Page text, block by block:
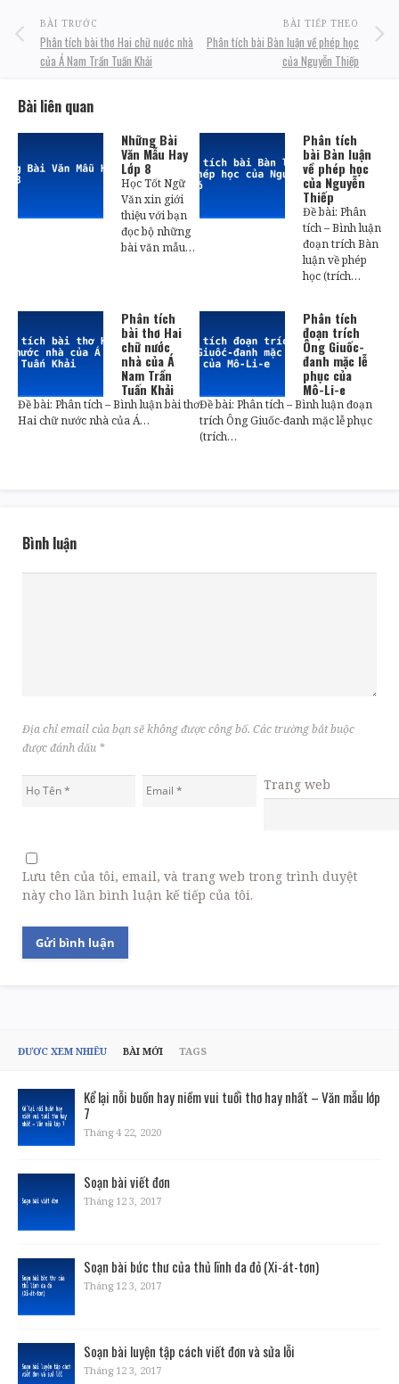
BÀI TRƯỚC
Phân tích bài thơ Hai chữ nước nhà
của Á Nam Trần Tuấn Khải
BÀI TIẾP THEO
Phân tích bài Bàn luận về phép học
của Nguyễn Thiếp
Bài liên quan
Những Bài
Văn Mẫu Hay
Lớp 8
Học Tốt Ngữ
Văn xin giới
thiệu với bạn
đọc bộ những
bài văn mẫu…
Phân tích
bài Bàn luận
về phép học
của Nguyễn
Thiếp
Đề bài: Phân
tích – Bình luận
đoạn trích Bàn
luận về phép
học (trích…
Phân tích
bài thơ Hai
chữ nước
nhà của Á
Nam Trần
Tuấn Khải
Đề bài: Phân tích – Bình luận bài thơ
Hai chữ nước nhà của Á…
Phân tích
đoạn trích
Ông Giuốc-
đanh mặc lễ
phục của
Mô-Li-e
Đề bài: Phân tích – Bình luận đoạn
trích Ông Giuốc-đanh mặc lễ phục
(trích…
Bình luận
Địa chỉ email của bạn sẽ không được công bố. Các trường bắt buộc
được đánh dấu *
Trang web
Lưu tên của tôi, email, và trang web trong trình duyệt
này cho lần bình luận kế tiếp của tôi.
ĐƯỢC XEM NHIỀU BÀI MỚI TAGS
Kể lại nỗi buồn hay niềm vui tuổi thơ hay nhất – Văn mẫu lớp
7
Tháng 4 22, 2020
Soạn bài viết đơn
Tháng 12 3, 2017
Soạn bài bức thư của thủ lĩnh da đỏ (Xi-át-tơn)
Tháng 12 3, 2017
Soạn bài luyện tập cách viết đơn và sửa lỗi
Tháng 12 3, 2017